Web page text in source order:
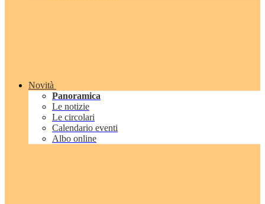
Novità
Panoramica
Le notizie
Le circolari
Calendario eventi
Albo online